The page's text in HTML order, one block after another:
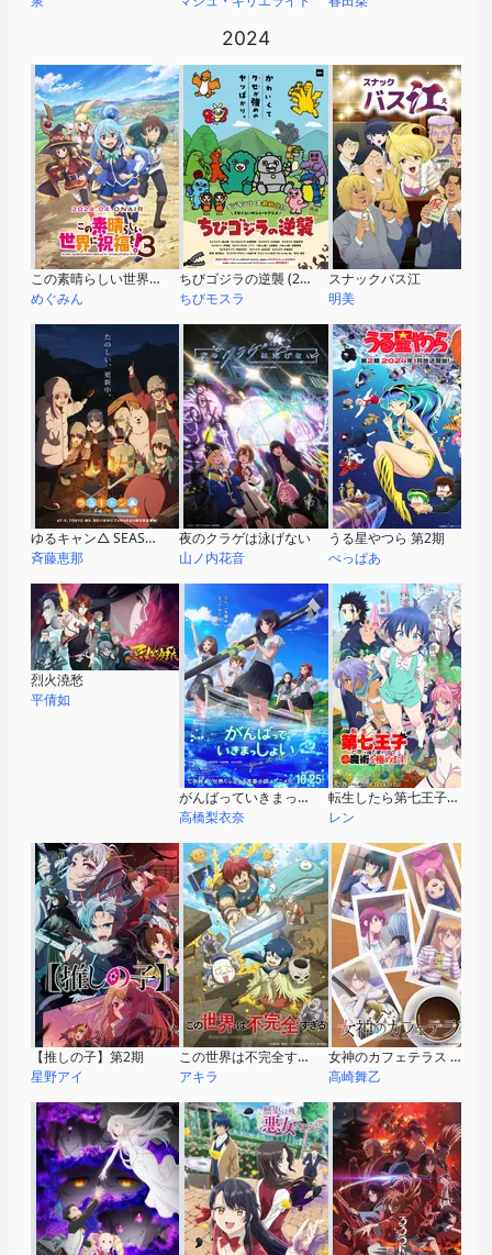
2024
この素晴らしい世界に祝福を！3
めぐみん
ちびゴジラの逆襲 (2期)
ちびモスラ
スナックバス江
明美
ゆるキャン△ SEASON3
斉藤恵那
夜のクラゲは泳げない
山ノ内花音
うる星やつら 第2期
ぺっぱあ
烈火澆愁
平倩如
がんばっていきまっしょい
高橋梨衣奈
転生したら第七王子だったので、気ままに魔術を極めます
レン
【推しの子】第2期
星野アイ
この世界は不完全すぎる
アキラ
女神のカフェテラス 第2期
高崎舞乙